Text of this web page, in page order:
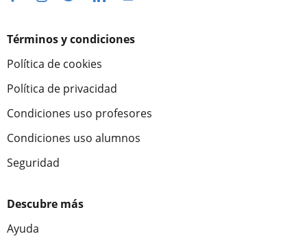
Términos y condiciones
Política de cookies
Política de privacidad
Condiciones uso profesores
Condiciones uso alumnos
Seguridad
Descubre más
Ayuda